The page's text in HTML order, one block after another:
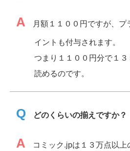
A 月額１１００円ですが、プ
イントも付与されます。
つまり１１００円分で１
読めるのです。
Q どのくらいの揃えですか？
A コミック.jpは１３万点以上